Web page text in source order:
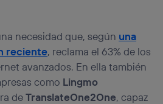
necesidad que, según una
reciente, reclama el 63% de los
avanzados. En ella también
como Lingmo
deTranslateOne2One, capaz